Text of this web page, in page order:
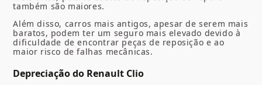
também são maiores.
Além disso, carros mais antigos, apesar de serem mais
baratos, podem ter um seguro mais elevado devido à
dificuldade de encontrar peças de reposição e ao
maior risco de falhas mecânicas.
Depreciação do Renault Clio